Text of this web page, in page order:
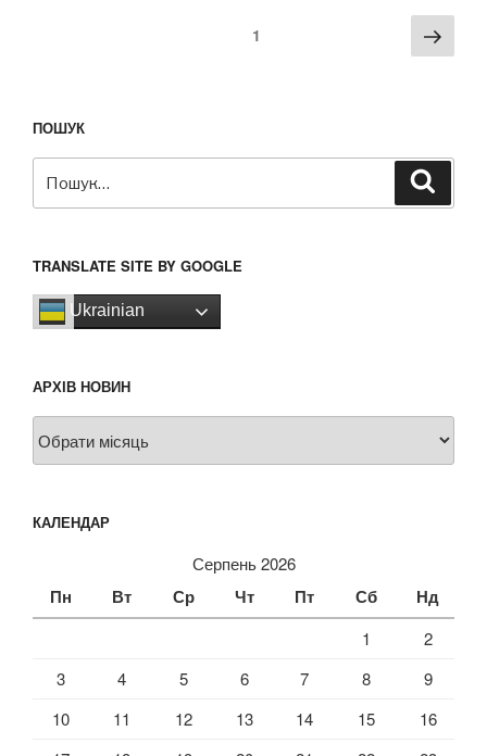
1
ПОШУК
за
TRANSLATE SITE BY GOOGLE
Ukrainian
АРХІВ НОВИН
новин
КАЛЕНДАР
Серпень 2026
Пн Вт Ср Чт Пт Сб Нд
1
2
3
4 5 6 7 8
9
10
11 12 13 14 15
16